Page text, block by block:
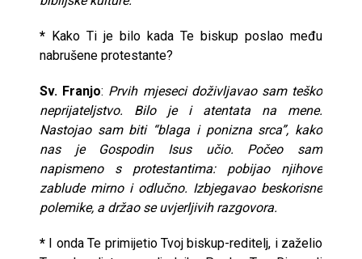
* Kako Ti je bilo kada Te biskup poslao među
nabrušene protestante?
Sv. Franjo: Prvih mjeseci doživljavao sam teško
neprijateljstvo. Bilo je i atentata na mene.
Nastojao sam biti “blaga i ponizna srca”, kako
nas je Gospodin Isus učio. Počeo sam
napismeno s protestantima: pobijao njihove
zablude mirno i odlučno. Izbjegavao beskorisne
polemike, a držao se uvjerljivih razgovora.
* I onda Te primijetio Tvoj biskup-reditelj, i zaželio